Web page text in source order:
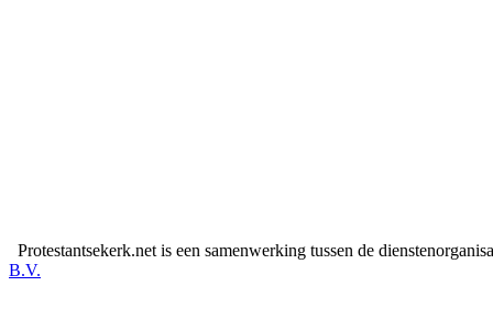
Protestantsekerk.net is een samenwerking tussen de
B.V.